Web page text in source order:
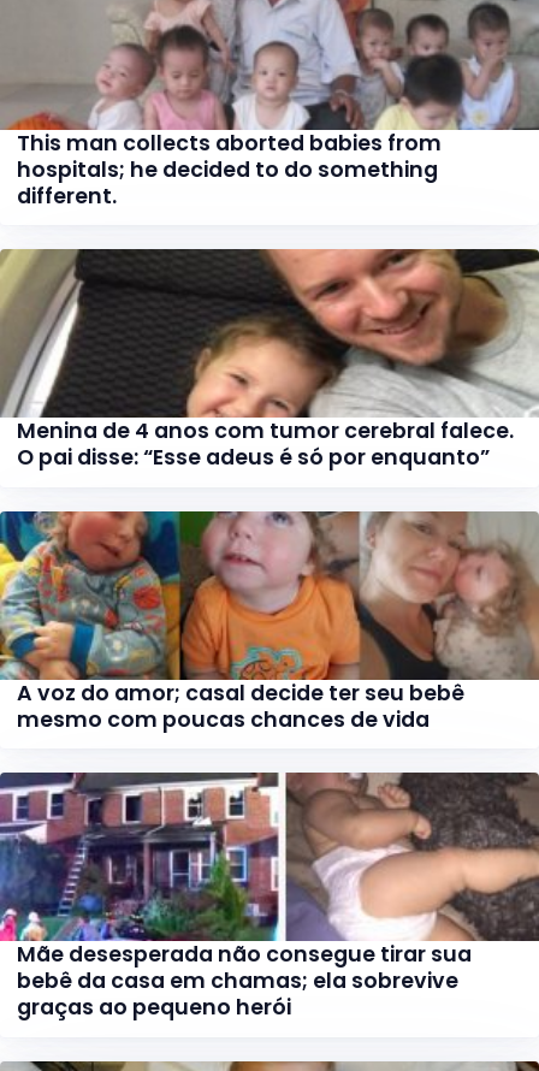
This man collects aborted babies from
hospitals; he decided to do something
different.
Menina de 4 anos com tumor cerebral falece.
O pai disse: “Esse adeus é só por enquanto”
A voz do amor; casal decide ter seu bebê
mesmo com poucas chances de vida
Mãe desesperada não consegue tirar sua
bebê da casa em chamas; ela sobrevive
graças ao pequeno herói